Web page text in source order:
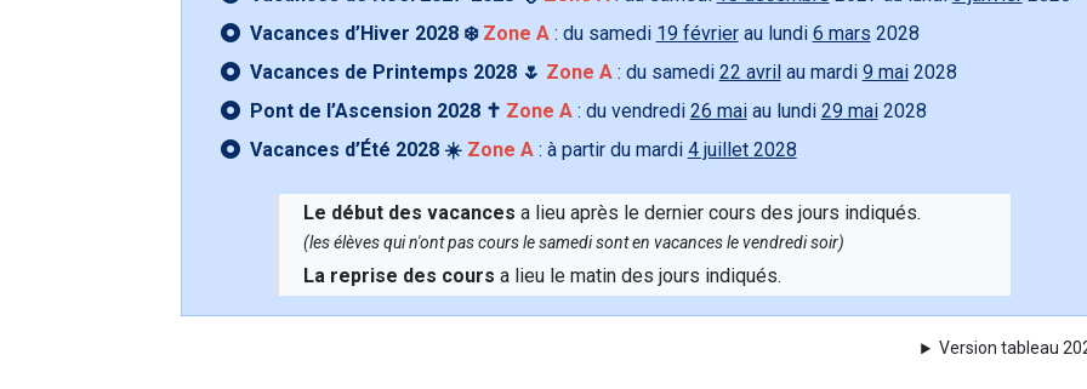
Vacances d’Hiver 2028 ❄️ Zone A: du samedi 19 févrierau lundi 6 mars 2028
Vacances de Printemps 2028 🌷 Zone A: du samedi 22 avril au mardi 9 mai2028
Pont de l’Ascension 2028 ✝️ Zone A: du vendredi 26 maiau lundi 29 mai2028
Vacances d’Été 2028 ☀️ Zone A: à partir du mardi 4 juillet 2028
Le début des vacances a lieu après le dernier cours des jours indiqués.
(les élèves qui n'ont pas cours le samedi sont en vacances le vendredi soir)
La reprise des cours a lieu le matin des jours indiqués.
Version tableau